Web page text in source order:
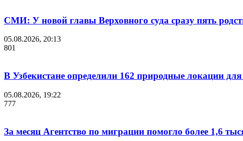
СМИ: У новой главы Верховного суда сразу пять
05.08.2026, 20:13
801
В Узбекистане определили 162 природные локации
05.08.2026, 19:22
777
За месяц Агентство по миграции помогло более 1,6